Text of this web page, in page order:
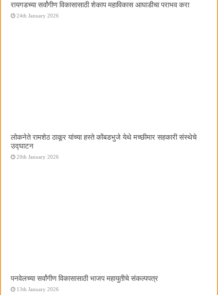
रायगडच्या सर्वांगीण विकासासाठी शेकाप महाविकास आघाडीचा पराभव करा
24th January 2026
लोकनेते रामशेठ ठाकूर यांच्या हस्ते कोंबडभुजे येथे मच्छीमार सहकारी संस्थेचे
उद्घाटन
20th January 2026
पनवेलच्या सर्वांगीण विकासासाठी भाजप महायुतीचे संकल्पपत्र
13th January 2026